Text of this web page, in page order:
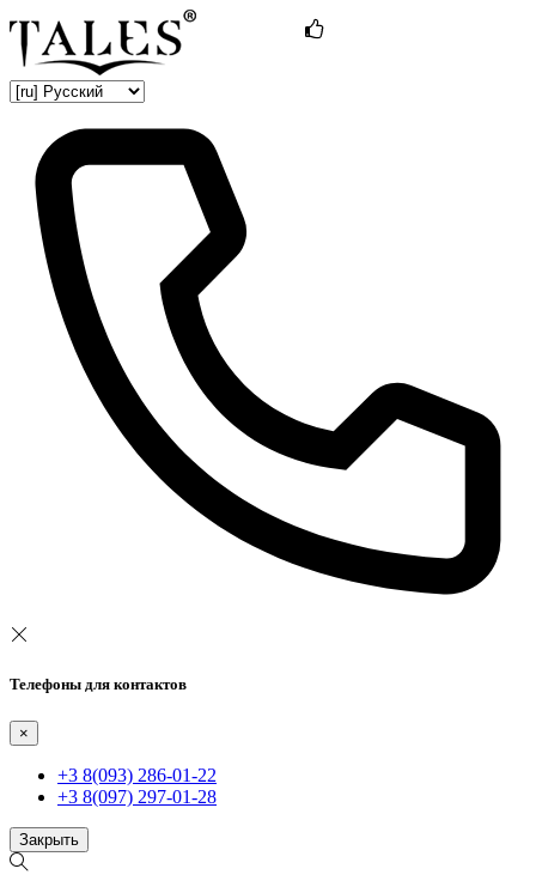
Телефоны для контактов
×
+3 8(093) 286-01-22
+3 8(097) 297-01-28
Закрыть